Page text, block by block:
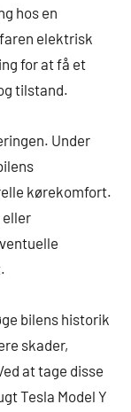
hos en
elektrisk
for at få et
tilstand.
Under
kørekomfort.
bilens historik
skader,
at tage disse
Tesla Model Y